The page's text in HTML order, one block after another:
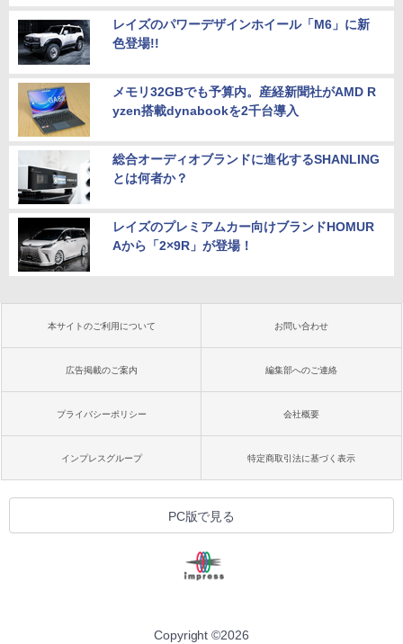
レイズのパワーデザインホイール「M6」に新
色登場!!
メモリ32GBでも予算内。産経新聞社がAMD R
yzen搭載dynabookを2千台導入
総合オーディオブランドに進化するSHANLING
とは何者か？
レイズのプレミアムカー向けブランドHOMUR
Aから「2×9R」が登場！
本サイトのご利用について お問い合わせ
広告掲載のご案内 編集部へのご連絡
プライバシーポリシー 会社概要
インプレスグループ 特定商取引法に基づく表示
PC版で見る
Copyright ©2026